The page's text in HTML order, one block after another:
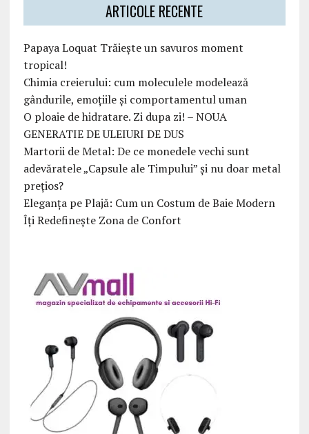
ARTICOLE RECENTE
Papaya Loquat Trăiește un savuros moment
tropical!
Chimia creierului: cum moleculele modelează
gândurile, emoțiile și comportamentul uman
O ploaie de hidratare. Zi dupa zi! – NOUA
GENERATIE DE ULEIURI DE DUS
Martorii de Metal: De ce monedele vechi sunt
adevăratele „Capsule ale Timpului” și nu doar metal
prețios?
Eleganța pe Plajă: Cum un Costum de Baie Modern
Îți Redefinește Zona de Confort